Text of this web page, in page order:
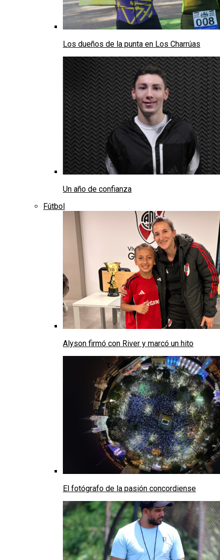
Los dueños de la punta en Los Charrúas
Un año de confianza
Fútbol
Alyson firmó con River y marcó un hito
El fotógrafo de la pasión concordiense